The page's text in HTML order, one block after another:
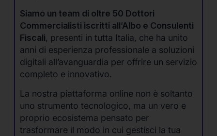
Siamo un team di oltre 50 Dottori
Commercialisti iscritti all’Albo e Consulenti
Fiscali, presenti in tutta Italia, che ha unito
anni di esperienza professionale a soluzioni
digitali all’avanguardia per offrire un servizio
completo e innovativo.
La nostra piattaforma online non è soltanto
uno strumento tecnologico, ma un vero e
proprio ecosistema pensato per
trasformare il modo in cui gestisci la tua